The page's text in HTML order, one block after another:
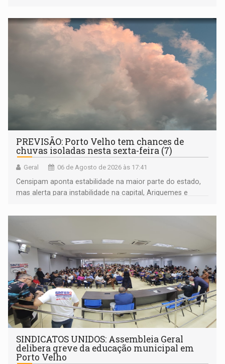
negras
PREVISÃO: Porto Velho tem chances de
chuvas isoladas nesta sexta-feira (7)
Geral 06 de Agosto de 2026 às 17:41
Censipam aponta estabilidade na maior parte do estado,
mas alerta para instabilidade na capital, Ariquemes e
SINDICATOS UNIDOS: Assembleia Geral
delibera greve da educação municipal em
Porto Velho